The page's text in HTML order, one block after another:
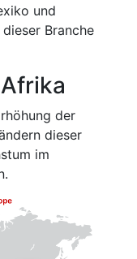
und
Branche
der
dieser
im